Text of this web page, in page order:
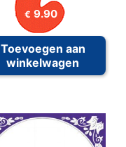
€ 9.90
Toevoegen aan
winkelwagen